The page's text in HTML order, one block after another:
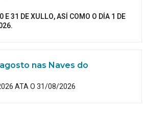
E 31 DE XULLO, ASÍ COMO O DÍA 1 DE
nas Naves do
ATA O 31/08/2026